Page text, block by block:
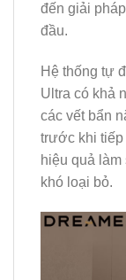
đến giải
đầu.
Hệ thống tự
Ultra có khả
các vết bẩn
trước khi tiếp
hiệu quả
khó loại bỏ.